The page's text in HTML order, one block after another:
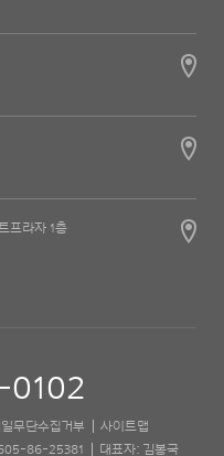
프라자 1층
0102
무단수집거부
사이트맵
86-25381 대표자: 김봉국